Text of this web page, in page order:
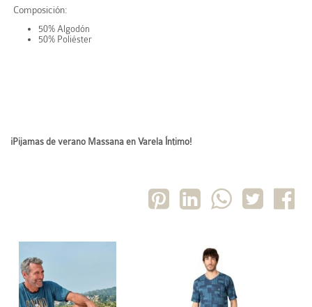
Composición:
50% Algodón
50% Poliéster
¡Pijamas de verano Massana en Varela Íntimo!